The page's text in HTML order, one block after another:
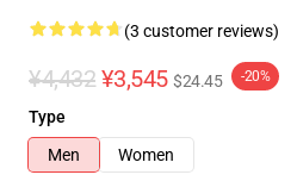
(3 customer reviews)
¥4,432 ¥3,545 $24.45 -20%
Type
Men
Women